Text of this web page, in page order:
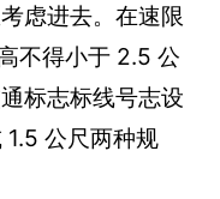
虑进去。在速限
不得小于 2.5 公
标志标线号志设
公尺两种规